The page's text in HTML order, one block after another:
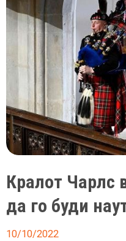
Меган
крунисувањето,
Вилијам
буни
Кралот Чарлс
да го буди
10/10/2022